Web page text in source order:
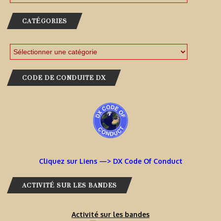
CATÉGORIES
CODE DE CONDUITE DX
Cliquez sur Liens —> DX Code Of Conduct
ACTIVITÉ SUR LES BANDES
Activité sur les bandes